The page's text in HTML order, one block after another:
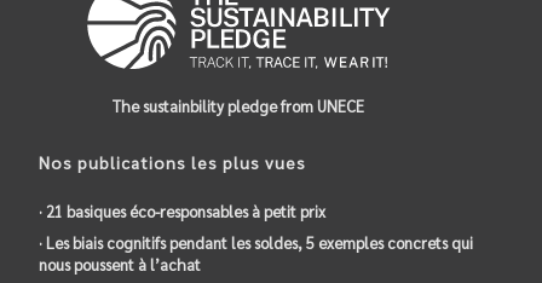
The sustainbility pledge from UNECE
Nos publications les plus vues
· 21 basiques éco-responsables à petit prix
· Les biais cognitifs pendant les soldes, 5 exemples concrets qui
nous poussent à l’achat